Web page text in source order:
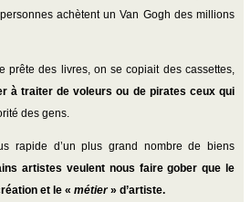
achètent un Van Gogh des millions
prête des livres, on se copiait des cassettes,
à traiter de voleurs ou de pirates ceux qui
des gens.
rapide d’un plus grand nombre de biens
artistes veulent nous faire gober que le
et le « métier» d’artiste.